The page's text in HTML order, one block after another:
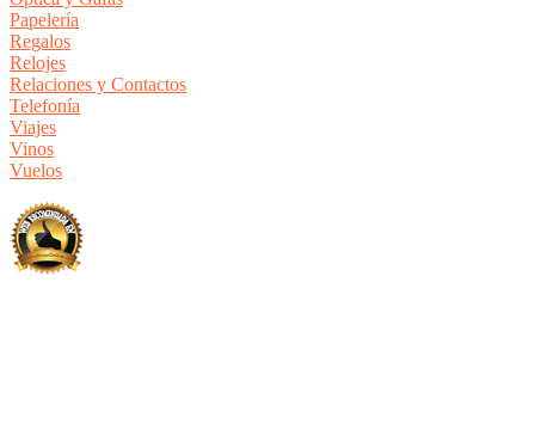
Papelería
Regalos
Relojes
Relaciones y Contactos
Telefonía
Viajes
Vinos
Vuelos